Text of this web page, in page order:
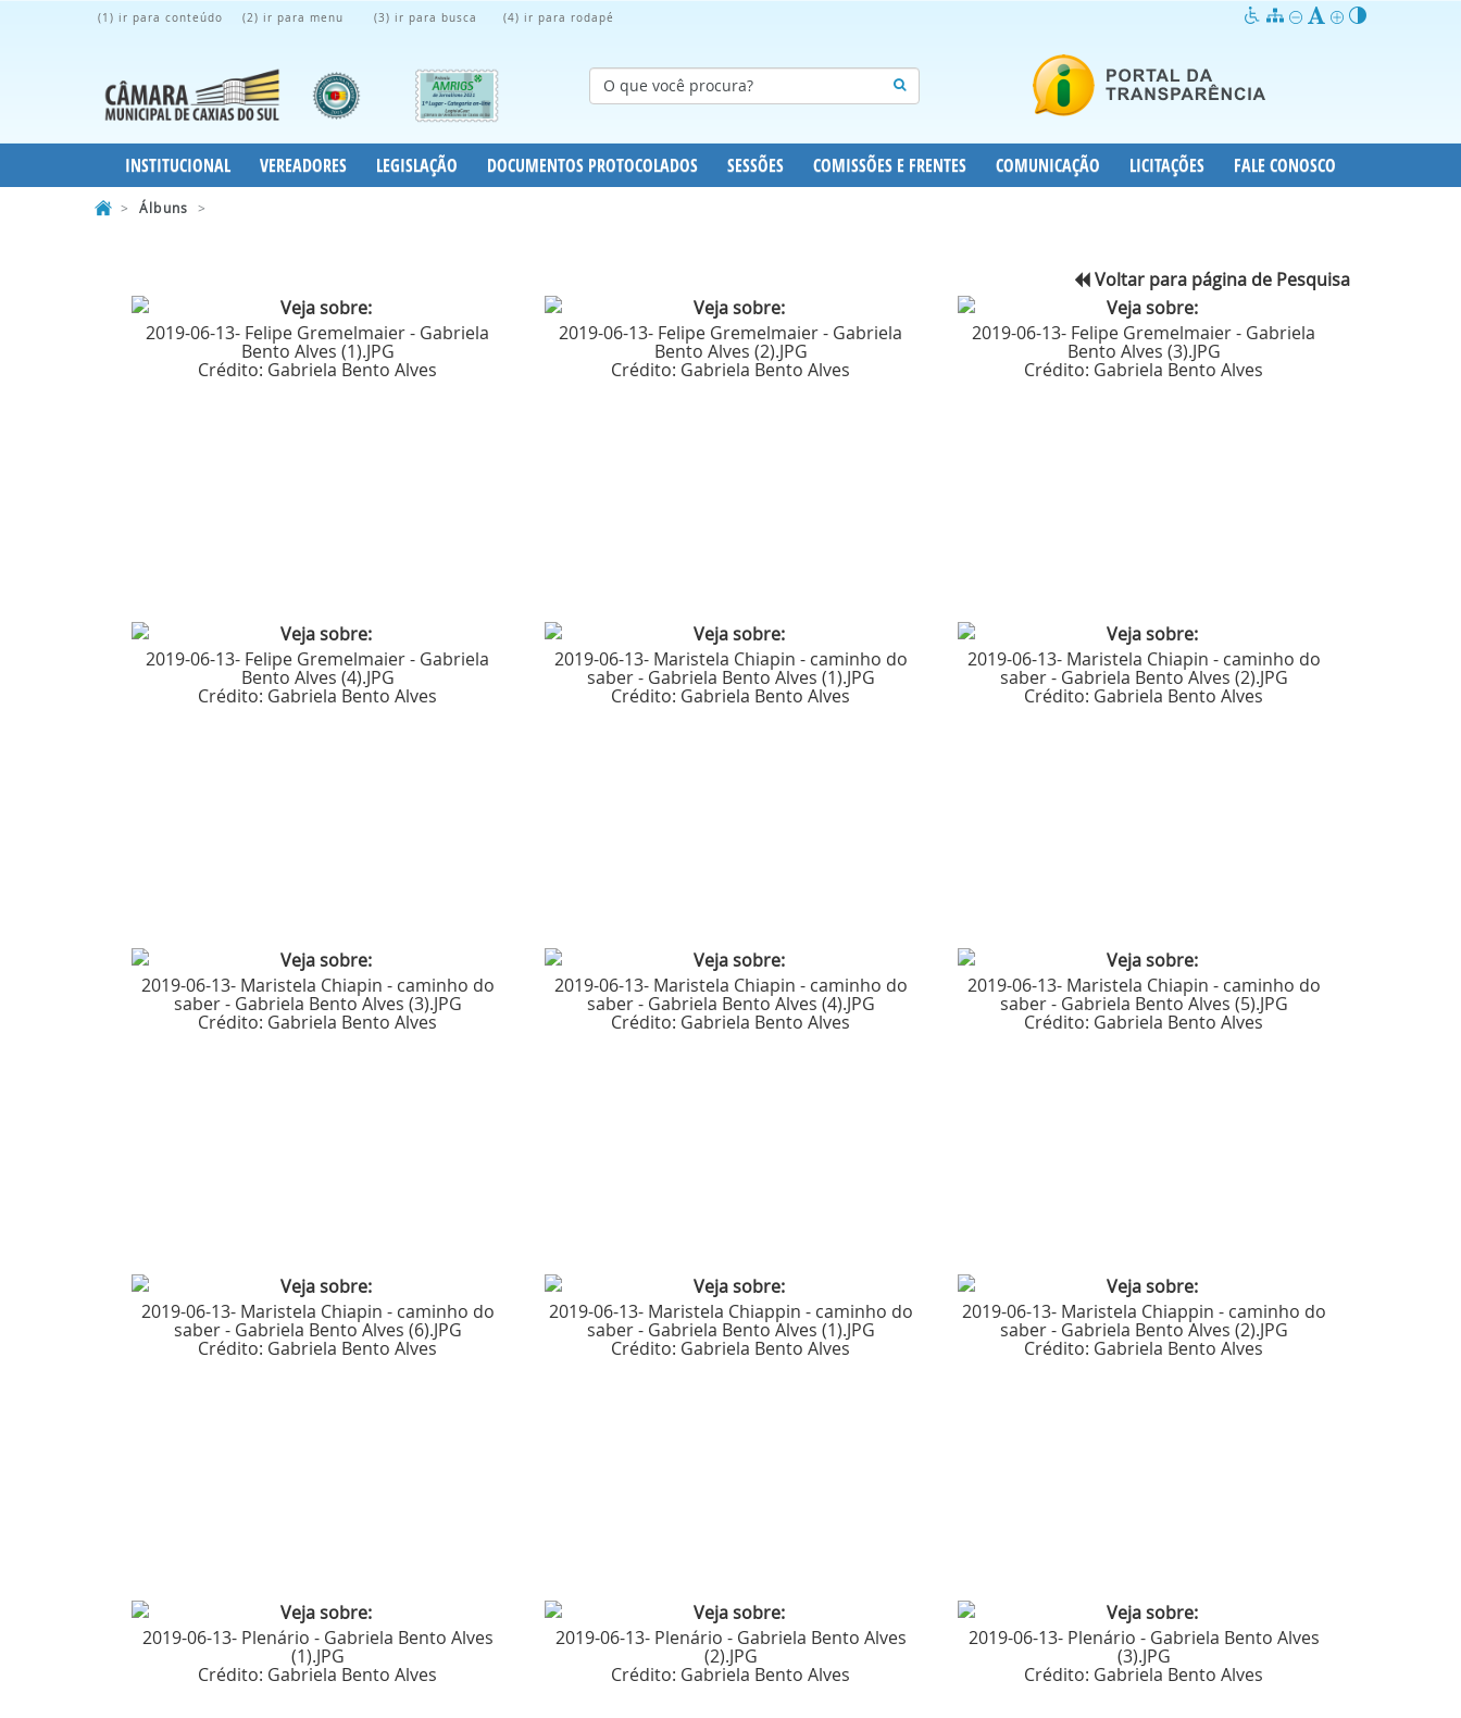
(1) ir para conteúdo (2) ir para menu (3) ir para busca (4) ir para rodapé
INSTITUCIONAL VEREADORES LEGISLAÇÃO DOCUMENTOS PROTOCOLADOS SESSÕES COMISSÕES E FRENTES COMUNICAÇÃO LICITAÇÕES FALE CONOSCO
> Álbuns >
Voltar para página de Pesquisa
2019-06-13- Felipe Gremelmaier - Gabriela
Bento Alves (1).JPG
Crédito: Gabriela Bento Alves
2019-06-13- Felipe Gremelmaier - Gabriela
Bento Alves (2).JPG
Crédito: Gabriela Bento Alves
2019-06-13- Felipe Gremelmaier - Gabriela
Bento Alves (3).JPG
Crédito: Gabriela Bento Alves
2019-06-13- Felipe Gremelmaier - Gabriela
Bento Alves (4).JPG
Crédito: Gabriela Bento Alves
2019-06-13- Maristela Chiapin - caminho do
saber - Gabriela Bento Alves (1).JPG
Crédito: Gabriela Bento Alves
2019-06-13- Maristela Chiapin - caminho do
saber - Gabriela Bento Alves (2).JPG
Crédito: Gabriela Bento Alves
2019-06-13- Maristela Chiapin - caminho do
saber - Gabriela Bento Alves (3).JPG
Crédito: Gabriela Bento Alves
2019-06-13- Maristela Chiapin - caminho do
saber - Gabriela Bento Alves (4).JPG
Crédito: Gabriela Bento Alves
2019-06-13- Maristela Chiapin - caminho do
saber - Gabriela Bento Alves (5).JPG
Crédito: Gabriela Bento Alves
2019-06-13- Maristela Chiapin - caminho do
saber - Gabriela Bento Alves (6).JPG
Crédito: Gabriela Bento Alves
2019-06-13- Maristela Chiappin - caminho do
saber - Gabriela Bento Alves (1).JPG
Crédito: Gabriela Bento Alves
2019-06-13- Maristela Chiappin - caminho do
saber - Gabriela Bento Alves (2).JPG
Crédito: Gabriela Bento Alves
2019-06-13- Plenário - Gabriela Bento Alves
(1).JPG
Crédito: Gabriela Bento Alves
2019-06-13- Plenário - Gabriela Bento Alves
(2).JPG
Crédito: Gabriela Bento Alves
2019-06-13- Plenário - Gabriela Bento Alves
(3).JPG
Crédito: Gabriela Bento Alves